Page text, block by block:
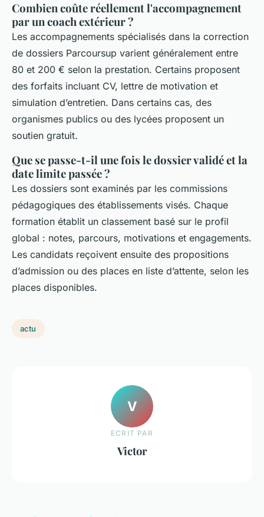
Combien coûte réellement l'accompagnement
par un coach extérieur ?
Les accompagnements spécialisés dans la correction
de dossiers Parcoursup varient généralement entre
80 et 200 € selon la prestation. Certains proposent
des forfaits incluant CV, lettre de motivation et
simulation d’entretien. Dans certains cas, des
organismes publics ou des lycées proposent un
soutien gratuit.
Que se passe-t-il une fois le dossier validé et la
date limite passée ?
Les dossiers sont examinés par les commissions
pédagogiques des établissements visés. Chaque
formation établit un classement basé sur le profil
global : notes, parcours, motivations et engagements.
Les candidats reçoivent ensuite des propositions
d’admission ou des places en liste d’attente, selon les
places disponibles.
actu
V
ECRIT PAR
Victor